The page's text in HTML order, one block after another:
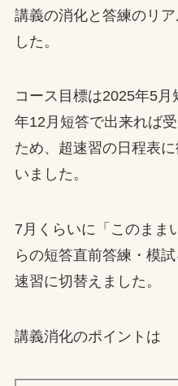
講義の消化と答練のリ
した。
コース目標は2025年5
年12月短答で出来れば
ため、超速習の日程表
いました。
7月くらいに「このまま
らの短答直前答練・模
速習に切替えました。
講義消化のポイントは